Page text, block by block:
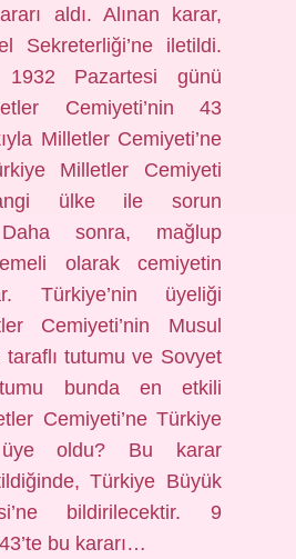
aldı. Alınan karar,
Sekreterliği’ne iletildi.
Pazartesi günü
Cemiyeti’nin 43
Milletler Cemiyeti’ne
Milletler Cemiyeti
ülke ile sorun
Daha sonra, mağlup
olarak cemiyetin
Türkiye’nin üyeliği
Cemiyeti’nin Musul
tutumu ve Sovyet
bunda en etkili
Cemiyeti’ne Türkiye
oldu? Bu karar
Türkiye Büyük
bildirilecektir. 9
bu kararı…